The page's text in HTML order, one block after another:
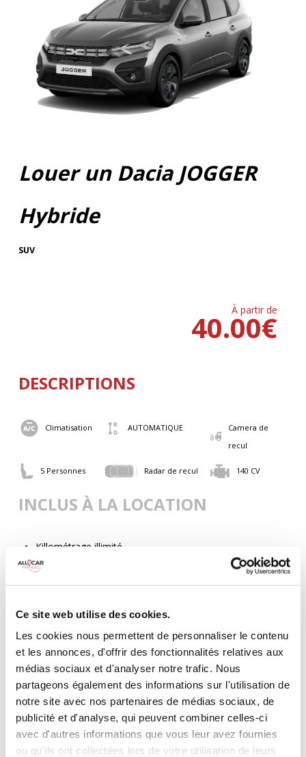
Ce site web utilise des cookies.
Les cookies nous permettent de personnaliser le contenu
et les annonces, d'offrir des fonctionnalités relatives aux
médias sociaux et d'analyser notre trafic. Nous
partageons également des informations sur l'utilisation de
notre site avec nos partenaires de médias sociaux, de
publicité et d'analyse, qui peuvent combiner celles-ci
avec d'autres informations que vous leur avez fournies
ou qu'ils ont collectées lors de votre utilisation de leurs
Louer un Dacia JOGGER
Hybride
SUV
À partir de
€
40.00
DESCRIPTIONS
Climatisation AUTOMATIQUE
Camera de
recul
5 Personnes Radar de recul 140 CV
INCLUS À LA LOCATION
Killométrage illimité
Assurance tous risques (hors franchise)
Carburant : plein à rendre plein
Age minimum :20 ans
Années de permis :2 ans
ASSURANCE
Franchise :1000€
Caution :1000 €